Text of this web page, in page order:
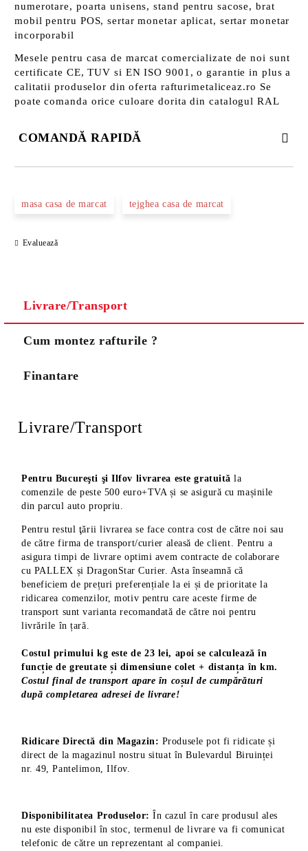
numerotare, poarta unisens, stand pentru sacose, brat
mobil pentru POS, sertar monetar aplicat, sertar monetar
incorporabil
Mesele pentru casa de marcat comercializate de noi sunt
certificate CE, TUV si EN ISO 9001, o garantie in plus a
calitatii produselor din oferta rafturimetaliceaz.ro Se
poate comanda orice culoare dorita din catalogul RAL
COMANDĂ RAPIDĂ
masa casa de marcat tejghea casa de marcat
Evaluează
Livrare/Transport
Cum montez rafturile ?
Finantare
Livrare/Transport
Pentru Bucureşti şi Ilfov livrarea este gratuită la
comenzile de peste 500 euro+TVA și se asigură cu mașinile
din parcul auto propriu.
Pentru restul ţării livrarea se face contra cost de către noi sau
de către firma de transport/curier aleasă de client. Pentru a
asigura timpi de livrare optimi avem contracte de colaborare
cu PALLEX și DragonStar Curier. Asta înseamnă că
beneficiem de prețuri preferențiale la ei și de prioritate la
ridicarea comenzilor, motiv pentru care aceste firme de
transport sunt varianta recomandată de către noi pentru
livrările în țară.
Costul primului kg este de 23 lei, apoi se calculează în
funcție de greutate și dimensiune colet + distanța în km.
Costul final de transport apare în coșul de cumpărături
după completarea adresei de livrare!
Ridicare Directă din Magazin: Produsele pot fi ridicate și
direct de la magazinul nostru situat în Bulevardul Biruinței
nr. 49, Pantelimon, Ilfov.
Disponibilitatea Produselor: În cazul în care produsul ales
nu este disponibil în stoc, termenul de livrare va fi comunicat
telefonic de către un reprezentant al companiei.